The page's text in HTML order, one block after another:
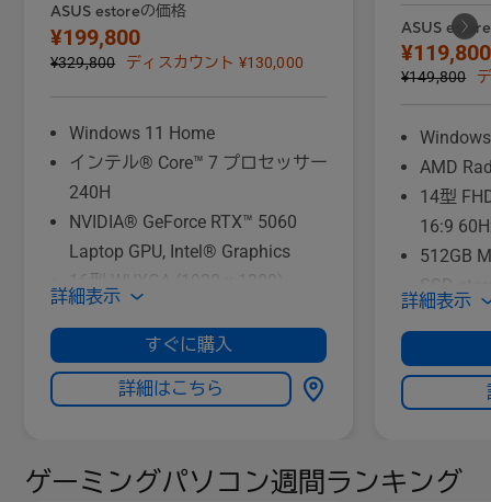
ASUS estoreの価格
¥199,800
¥329,800 ディスカウント ¥130,000
Windows 11 Home
インテル® Core™ 7 プロセッサー
240H
NVIDIA® GeForce RTX™ 5060
Laptop GPU, Intel® Graphics
16型 WUXGA (1920 x 1200)
16:10 144Hz 300nits
1TB (PCI Express 4.0 x4接続
NVMe/M.2)
詳細表示
すぐに購入
詳細はこちら
ASUS
¥119,800
¥149,800
AMD
14型
16:9
512GB
SSD
詳細表示
ゲーミングパソコン週間ランキング